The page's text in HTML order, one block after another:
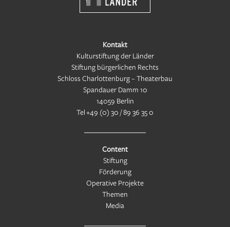
Kontakt
Kulturstiftung der Länder
Stiftung bürgerlichen Rechts
Schloss Charlottenburg – Theaterbau
Spandauer Damm 10
14059 Berlin
Tel+49 (0) 30 / 89 36 35 0
Content
Stiftung
Förderung
Operative Projekte
Themen
Media